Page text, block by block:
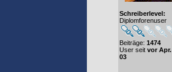
Schreiberlevel:
Diplomforenuser
Beiträge: 1474
User seit vor Apr.
03